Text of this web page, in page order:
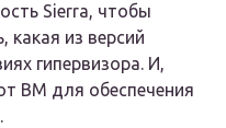
Sierra, чтобы
из версий
гипервизора. И,
ВМ для обеспечения